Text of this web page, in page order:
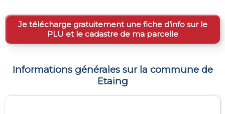
Je télécharge gratuitement une fiche d’info sur le
PLU et le cadastre de ma parcelle
Informations générales sur la commune de
Etaing